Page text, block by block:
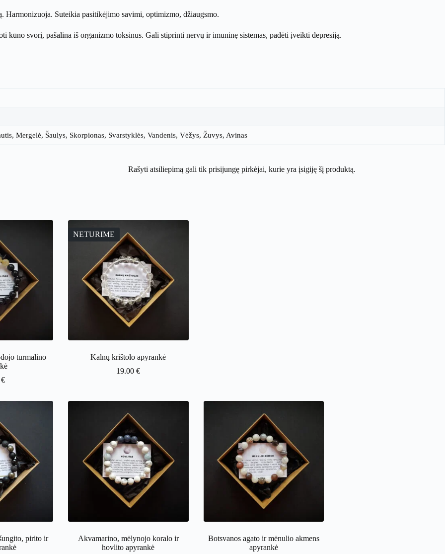
Harmonizuoja. Suteikia pasitikėjimo savimi, optimizmo, džiaugsmo.
kūno svorį, pašalina iš organizmo toksinus. Gali stiprinti nervų ir imuninę sistemas, padėti įveikti depresiją.
Mergelė, Šaulys, Skorpionas, Svarstyklės, Vandenis, Vėžys, Žuvys, Avinas
Rašyti atsiliepimą gali tik prisijungę pirkėjai, kurie yra įsigiję šį produktą.
turmalino
€
NETURIME
Kalnų krištolo apyrankė
19.00€
pirito ir
Akvamarino, mėlynojo koralo ir
hovlito apyrankė
Botsvanos agato ir mėnulio akmens
apyrankė